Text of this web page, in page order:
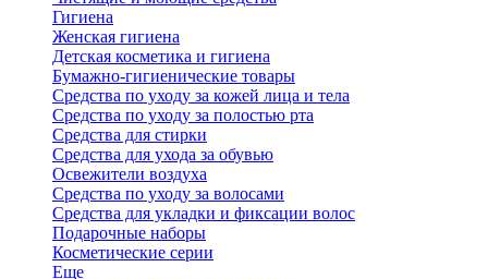
Гигиена
Женская гигиена
Детская косметика и гигиена
Бумажно-гигиенические товары
Средства по уходу за кожей лица и тела
Средства по уходу за полостью рта
Средства для стирки
Средства для ухода за обувью
Освежители воздуха
Средства по уходу за волосами
Средства для укладки и фиксации волос
Подарочные наборы
Косметические серии
Еще